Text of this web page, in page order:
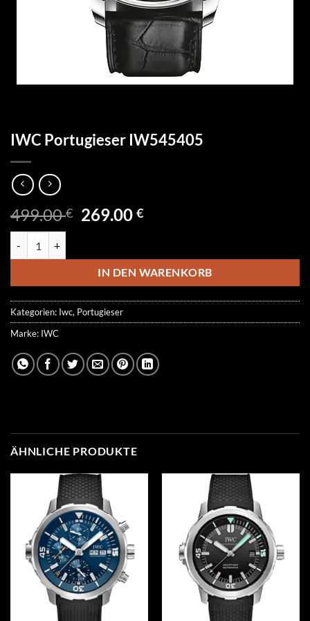
IWC Portugieser IW545405
499.00€ Ursprünglicher
499.00 €
269.00€Aktueller
269.00 €.
IN DEN WARENKORB
Kategorien: Iwc, Portugieser
Marke: IWC
ÄHNLICHE PRODUKTE